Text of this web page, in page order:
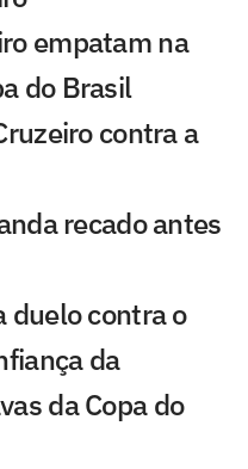
empatam na
do Brasil
contra a
recado antes
duelo contra o
da
da Copa do